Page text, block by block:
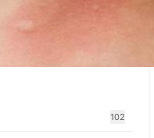
influențează atracția
asupra alegerii
102